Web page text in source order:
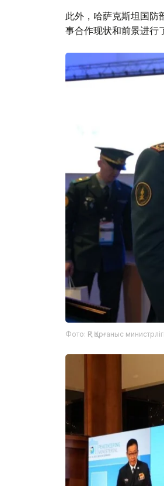
此外，哈萨克斯坦国防
事合作现状和前景进行
Фото: ҚР Қорғаныс министрлігі